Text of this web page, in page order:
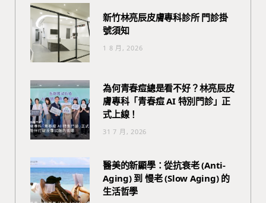
新竹林亮辰皮膚專科診所 門診掛
號須知
1 8 月, 2026
為何青春痘總是看不好？林亮辰皮
膚專科「青春痘 AI 特別門診」正
式上線！
31 7 月, 2026
醫美的新顯學：從抗衰老 (Anti-
Aging) 到 慢老 (Slow Aging) 的
生活哲學